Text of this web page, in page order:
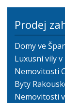
Prodej
Domy ve
Luxusní vily
Nemovitosti
Byty
Nemovitosti